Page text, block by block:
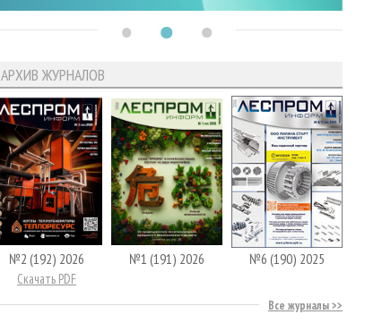
АРХИВ ЖУРНАЛОВ
№2 (192) 2026
Скачать PDF
№1 (191) 2026 №6 (190) 2025
Все журналы